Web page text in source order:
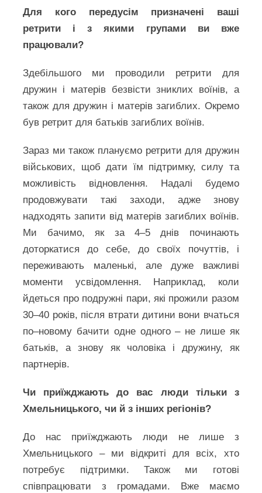
Для кого передусім призначені ваші
ретрити і з якими групами ви вже
працювали?
Здебільшого ми проводили ретрити для
дружин і матерів безвісти зниклих воїнів, а
також для дружин і матерів загиблих. Окремо
був ретрит для батьків загиблих воїнів.
Зараз ми також плануємо ретрити для дружин
військових, щоб дати їм підтримку, силу та
можливість відновлення. Надалі будемо
продовжувати такі заходи, адже знову
надходять запити від матерів загиблих воїнів.
Ми бачимо, як за 4–5 днів починають
доторкатися до себе, до своїх почуттів, і
переживають маленькі, але дуже важливі
моменти усвідомлення. Наприклад, коли
йдеться про подружні пари, які прожили разом
30–40 років, після втрати дитини вони вчаться
по–новому бачити одне одного – не лише як
батьків, а знову як чоловіка і дружину, як
партнерів.
Чи приїжджають до вас люди тільки з
Хмельницького, чи й з інших регіонів?
До нас приїжджають люди не лише з
Хмельницького – ми відкриті для всіх, хто
потребує підтримки. Також ми готові
співпрацювати з громадами. Вже маємо